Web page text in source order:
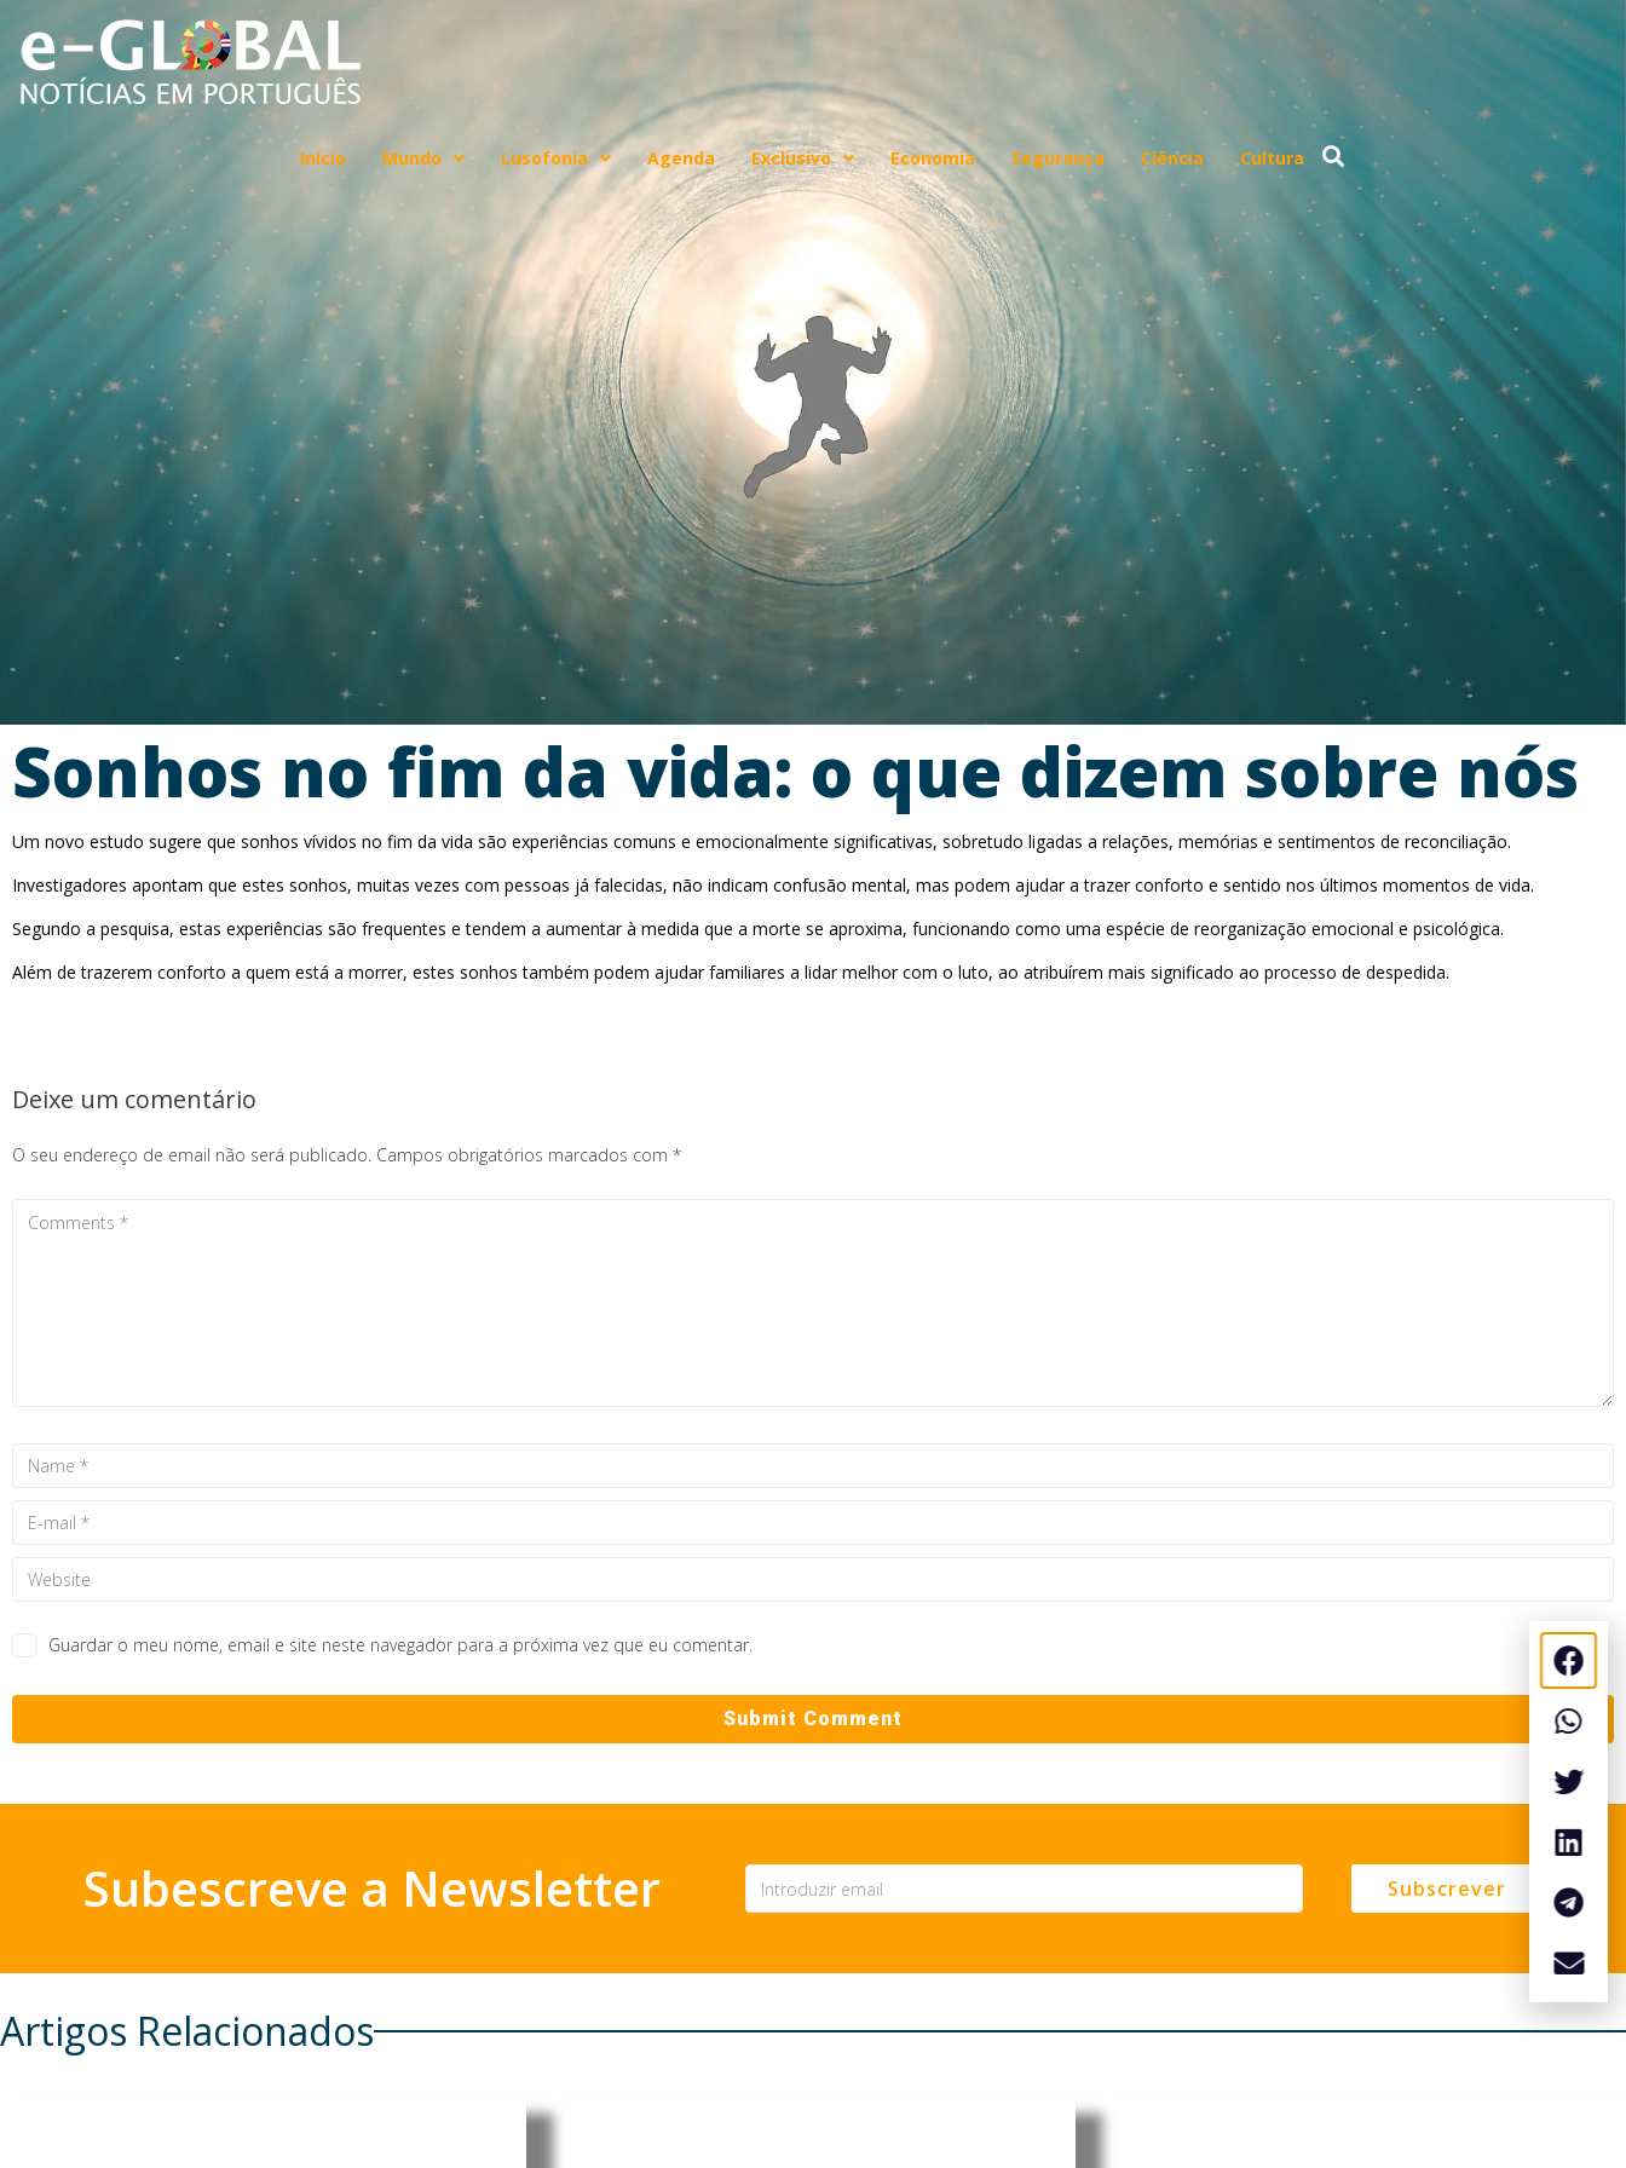
Início Mundo Lusofonia Agenda Exclusivo Economia Segurança Ciência Cultura
Sonhos no fim da vida: o que dizem sobre nós
Um novo estudo sugere que sonhos vívidos no fim da vida são experiências comuns e emocionalmente significativas, sobretudo ligadas a relações, memórias e sentimentos de reconciliação.
Investigadores apontam que estes sonhos, muitas vezes com pessoas já falecidas, não indicam confusão mental, mas podem ajudar a trazer conforto e sentido nos últimos momentos de vida.
Segundo a pesquisa, estas experiências são frequentes e tendem a aumentar à medida que a morte se aproxima, funcionando como uma espécie de reorganização emocional e psicológica.
Além de trazerem conforto a quem está a morrer, estes sonhos também podem ajudar familiares a lidar melhor com o luto, ao atribuírem mais significado ao processo de despedida.
Deixe um comentário
O seu endereço de email não será publicado. Campos obrigatórios marcados com *
Guardar o meu nome, email e site neste navegador para a próxima vez que eu comentar.
Subescreve a Newsletter Subscrever
Artigos Relacionados